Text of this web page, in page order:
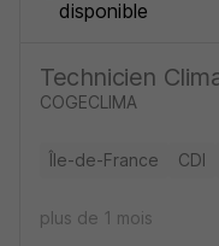
disponible
Technicien
COGECLIMA
Île-de-France CDI
plus de 1 mois